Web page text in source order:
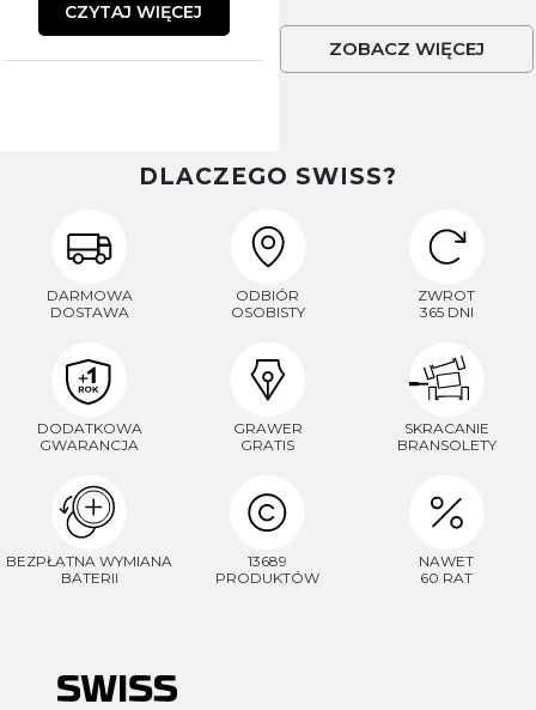
CZYTAJ WIĘCEJ
ZOBACZ WIĘCEJ
DLACZEGO SWISS?
DARMOWA
DOSTAWA
ODBIÓR
OSOBISTY
ZWROT
365 DNI
DODATKOWA
GWARANCJA
GRAWER
GRATIS
SKRACANIE
BRANSOLETY
BEZPŁATNA WYMIANA
BATERII
13689
PRODUKTÓW
NAWET
60 RAT